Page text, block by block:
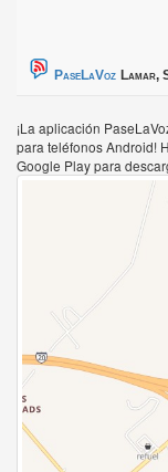
PaseLaVoz Lamar,
¡La aplicación
para teléfonos Android!
Google Play para